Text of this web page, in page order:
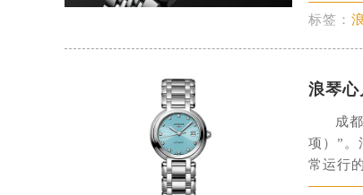
苏州市苏州工业园区星港街
合肥市蜀山区潜山路111号万
泉州市丰泽区宝洲路729号浦
青岛市南区山东路6号华润大
烟台市芝罘区胜利路139号万
长春市朝阳区西安大路727号
标签：
浪琴心
成
项）”。
常运行